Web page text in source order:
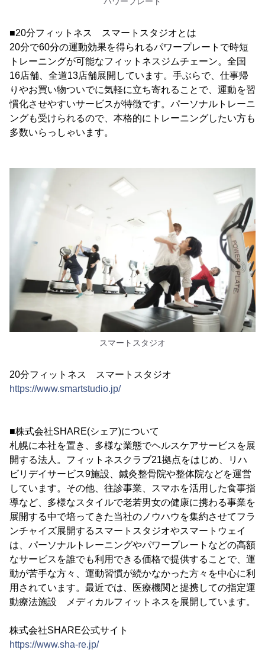
■20分フィットネス スマートスタジオとは
20分で60分の運動効果を得られるパワープレートで時短
トレーニングが可能なフィットネスジムチェーン。全国
16店舗、全道13店舗展開しています。手ぶらで、仕事帰
りやお買い物ついでに気軽に立ち寄れることで、運動を習
慣化させやすいサービスが特徴です。パーソナルトレーニ
ングも受けられるので、本格的にトレーニングしたい方も
多数いらっしゃいます。
スマートスタジオ
20分フィットネス スマートスタジオ
https://www.smartstudio.jp/
■株式会社SHARE(シェア)について
札幌に本社を置き、多様な業態でヘルスケアサービスを展
開する法人。フィットネスクラブ21拠点をはじめ、リハ
ビリデイサービス9施設、鍼灸整骨院や整体院などを運営
しています。その他、往診事業、スマホを活用した食事指
導など、多様なスタイルで老若男女の健康に携わる事業を
展開する中で培ってきた当社のノウハウを集約させてフラ
ンチャイズ展開するスマートスタジオやスマートウェイ
は、パーソナルトレーニングやパワープレートなどの高額
なサービスを誰でも利用できる価格で提供することで、運
動が苦手な方々、運動習慣が続かなかった方々を中心に利
用されています。最近では、医療機関と提携しての指定運
動療法施設 メディカルフィットネスを展開しています。
株式会社SHARE公式サイト
https://www.sha-re.jp/